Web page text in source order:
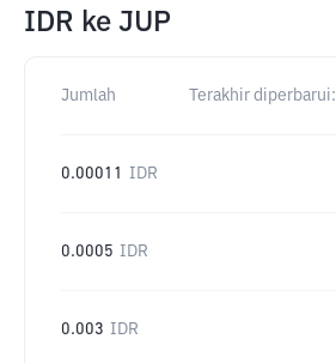
IDR ke JUP
Jumlah Terakhir diperbarui:
0.00011 IDR
0.0005 IDR
0.003 IDR